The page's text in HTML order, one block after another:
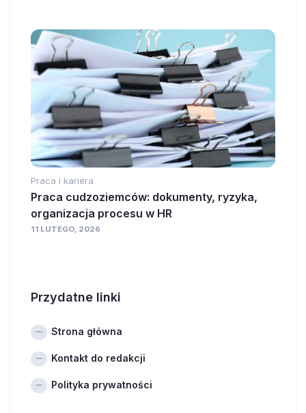
Praca i kariera
Praca cudzoziemców: dokumenty, ryzyka,
organizacja procesu w HR
11 LUTEGO, 2026
Przydatne linki
Strona główna
Kontakt do redakcji
Polityka prywatności